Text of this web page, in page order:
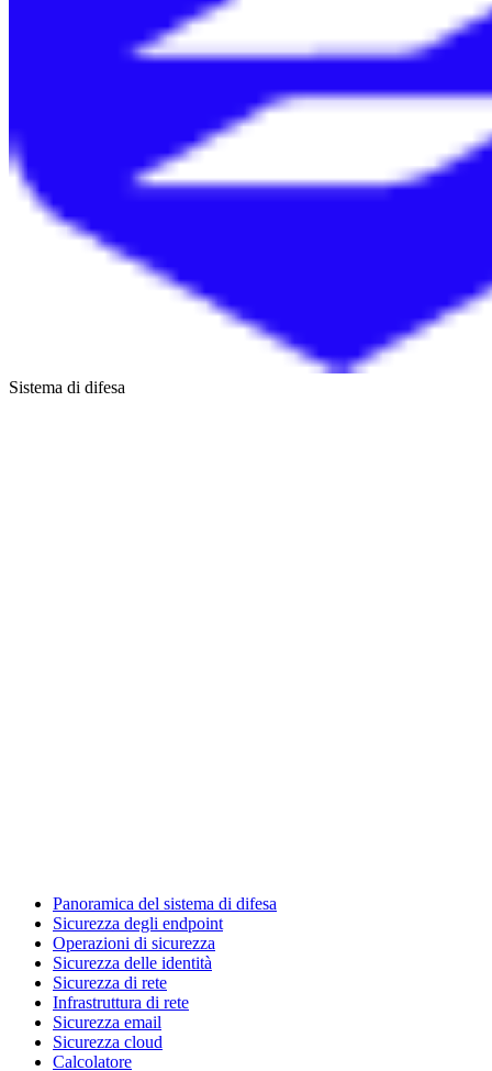
Sistema di difesa
Panoramica del sistema di difesa
Sicurezza degli endpoint
Operazioni di sicurezza
Sicurezza delle identità
Sicurezza di rete
Infrastruttura di rete
Sicurezza email
Sicurezza cloud
Calcolatore